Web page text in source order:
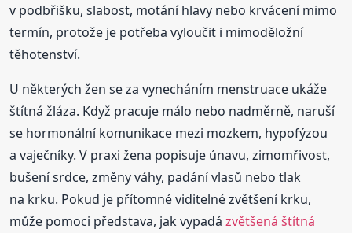
v podbřišku, slabost, motání hlavy nebo krvácení mimo
termín, protože je potřeba vyloučit i mimoděložní
těhotenství.
U některých žen se za vynecháním menstruace ukáže
štítná žláza. Když pracuje málo nebo nadměrně, naruší
se hormonální komunikace mezi mozkem, hypofýzou
a vaječníky. V praxi žena popisuje únavu, zimomřivost,
bušení srdce, změny váhy, padání vlasů nebo tlak
na krku. Pokud je přítomné viditelné zvětšení krku,
může pomoci představa, jak vypadázvětšená štítná